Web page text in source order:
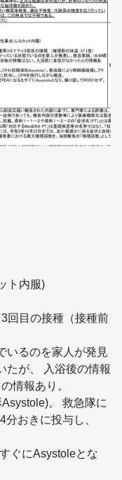
ト内服)
回目の接種（接種前
いるのを家人が発見
たが、 入浴後の情報
情報あり。
。 救急隊に
おきに投与し、
ぐにAsystoleとな